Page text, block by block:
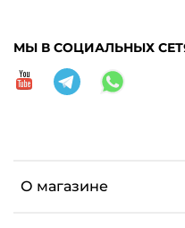
О магазине
МЫ В СОЦИАЛЬНЫХ